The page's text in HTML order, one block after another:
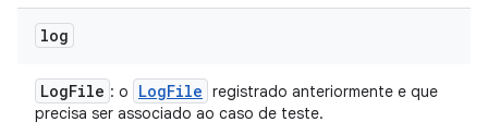
log
LogFile : o LogFile registrado anteriormente e que
precisa ser associado ao caso de teste.